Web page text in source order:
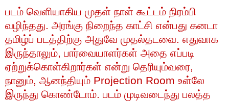
படம் வெளியாகிய முதள் நாள் கூட்டம் நிரம்பி
வழிந்தது. அரங்கு நிறைந்த காட்சி என்பது கனடா
தமிழ்ப் படத்திற்கு அதுவே முதல்தடவை. எதுவாக
இருந்தாலும், பார்வையாளர்கள் அதை எப்படி
ஏற்றுக்கொள்கிறார்கள் என்று தெரியும்வரை,
நானும், ஆனந்தியும் Projection Room உள்லே
இருந்து கொண்டோம். படம் முடிவடைந்து பலத்த